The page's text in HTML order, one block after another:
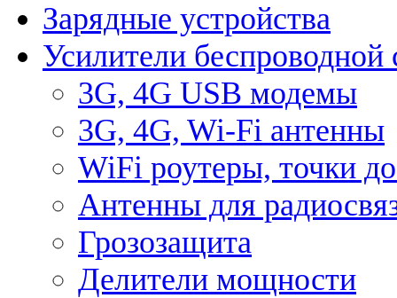
Зарядные устройства
Усилители беспроводной
3G, 4G USB модемы
3G, 4G, Wi-Fi антенны
WiFi роутеры, точки
Антенны для
Грозозащита
Делители мощности